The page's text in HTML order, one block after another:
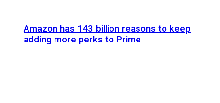
Amazon has 143 billion reasons to keep
adding more perks to Prime